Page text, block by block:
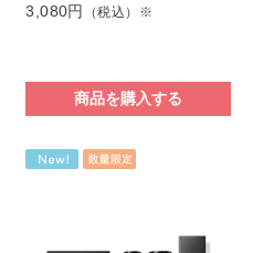
3,080円
（税込）※
商品を購入する